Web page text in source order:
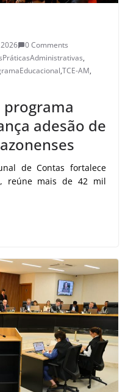
0 Comments
,
,TCE-AM,
programa
adesão de
de Contas fortalece
reúne mais de 42 mil